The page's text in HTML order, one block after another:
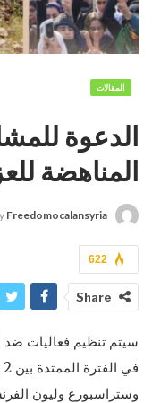
المقالات
الدعوة
المناهضة
Freedomocalansyria
622
Share
سيتم تنظيم فعاليات ضد
وستراسبورغ وليون